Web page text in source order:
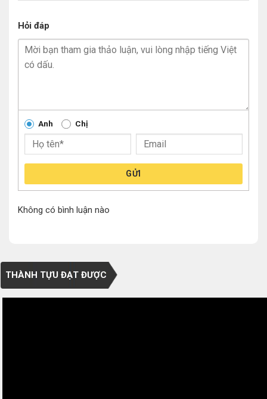
Hỏi đáp
Anh Chị
GỬI
Không có bình luận nào
THÀNH TỰU ĐẠT ĐƯỢC